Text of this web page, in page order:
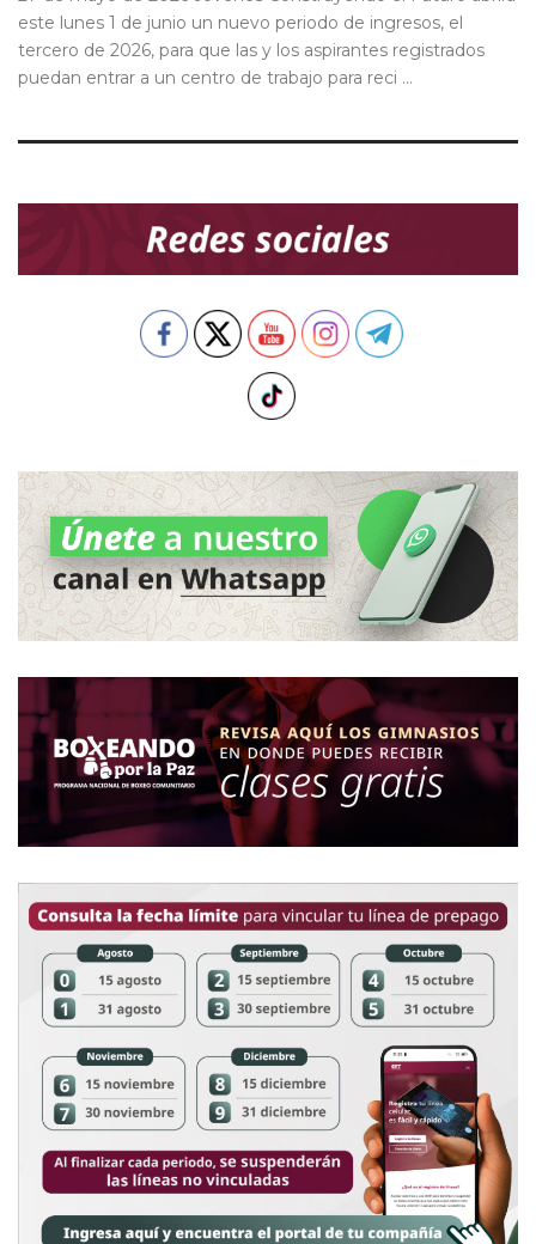
este lunes 1 de junio un nuevo periodo de ingresos, el
tercero de 2026, para que las y los aspirantes registrados
puedan entrar a un centro de trabajo para reci ...